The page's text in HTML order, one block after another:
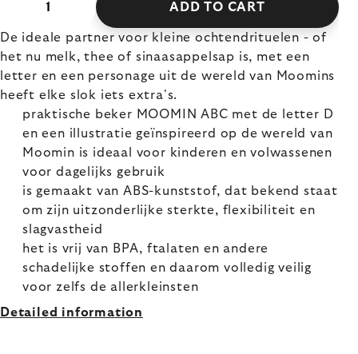
ADD TO CART
De ideale partner voor kleine ochtendrituelen - of
het nu melk, thee of sinaasappelsap is, met een
letter en een personage uit de wereld van Moomins
heeft elke slok iets extra's.
praktische beker MOOMIN ABC met de letter D
en een illustratie geïnspireerd op de wereld van
Moomin is ideaal voor kinderen en volwassenen
voor dagelijks gebruik
is gemaakt van ABS-kunststof, dat bekend staat
om zijn uitzonderlijke sterkte, flexibiliteit en
slagvastheid
het is vrij van BPA, ftalaten en andere
schadelijke stoffen en daarom volledig veilig
voor zelfs de allerkleinsten
Detailed information